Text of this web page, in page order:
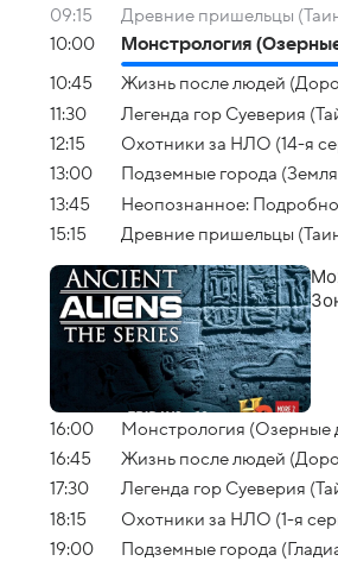
09:15
Древние пришельцы
10:00
Монстрология
10:45
Жизнь после людей
11:30
Легенда гор Суеверия
12:15
Охотники за НЛО (14-я
13:00
Подземные города
13:45
Неопознанное:
15:15
Древние пришельцы
16:00
Монстрология (Озерные
16:45
Жизнь после людей
17:30
Легенда гор Суеверия
18:15
Охотники за НЛО (1-я
19:00
Подземные города